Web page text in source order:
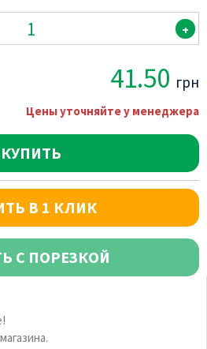
+
41.50 грн
Цены уточняйте у менеджера
КУПИТЬ
В 1 КЛИК
С ПОРЕЗКОЙ